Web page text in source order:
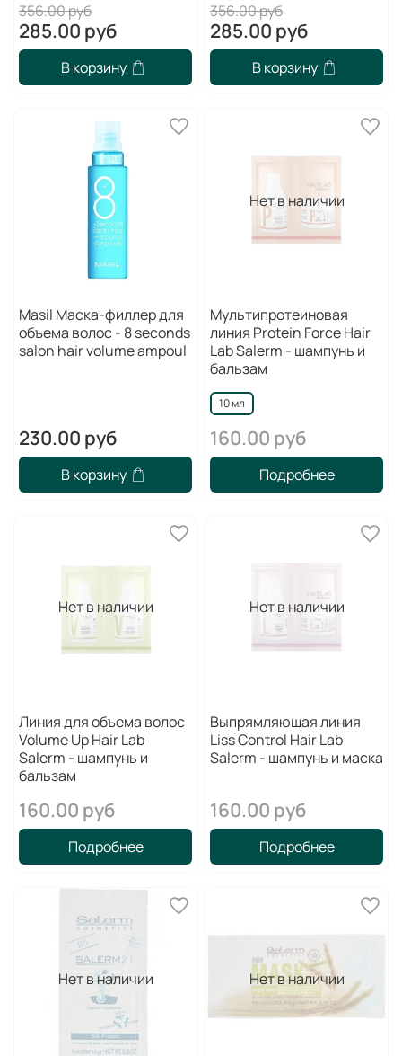
356.00 руб
285.00 руб
В корзину
356.00 руб
285.00 руб
В корзину
Masil Маска-филлер для
объема волос - 8 seconds
salon hair volume ampoul
230.00 руб
В корзину
Нет в наличии
Мультипротеиновая
линия Protein Force Hair
Lab Salerm - шампунь и
бальзам
10 мл
160.00 руб
Подробнее
Нет в наличии
Линия для объема волос
Volume Up Hair Lab
Salerm - шампунь и
бальзам
160.00 руб
Подробнее
Нет в наличии
Выпрямляющая линия
Liss Control Hair Lab
Salerm - шампунь и маска
160.00 руб
Подробнее
Нет в наличии Нет в наличии